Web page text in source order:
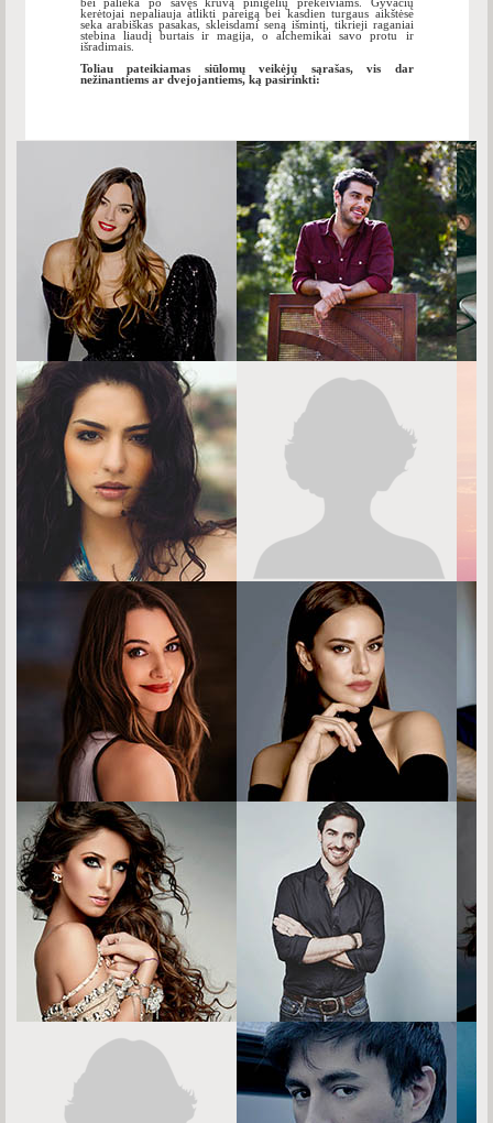
kerėtojai nepaliauja atlikti pareigą bei kasdien turgaus aikštėse
seka arabiškas pasakas, skleisdami seną išmintį, tikrieji raganiai
stebina liaudį burtais ir magija, o alchemikai savo protu ir
išradimais.
Toliau pateikiamas siūlomų veikėjų sąrašas, vis dar
nežinantiems ar dvejojantiems, ką pasirinkti: